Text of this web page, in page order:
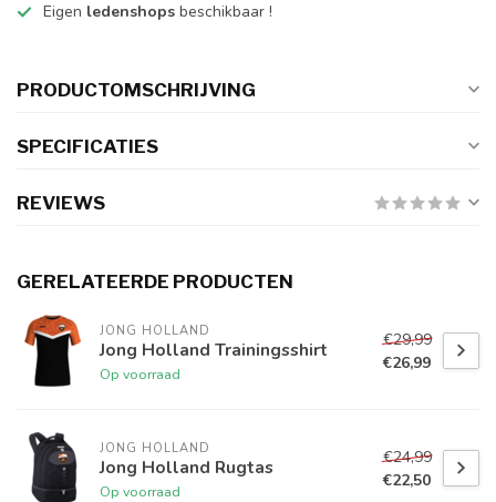
Eigen ledenshops beschikbaar !
PRODUCTOMSCHRIJVING
SPECIFICATIES
REVIEWS
GERELATEERDE PRODUCTEN
JONG HOLLAND
Jong Holland Trainingsshirt
Op voorraad
€29,99
€26,99
JONG HOLLAND
Jong Holland Rugtas
Op voorraad
€24,99
€22,50